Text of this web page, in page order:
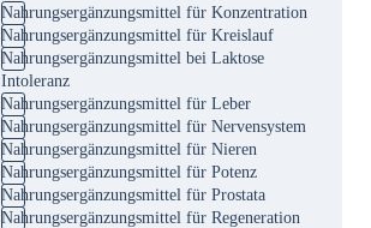
Nahrungsergänzungsmittel für Konzentration
Nahrungsergänzungsmittel für Kreislauf
Nahrungsergänzungsmittel bei Laktose
Intoleranz
Nahrungsergänzungsmittel für Leber
Nahrungsergänzungsmittel für Nervensystem
Nahrungsergänzungsmittel für Nieren
Nahrungsergänzungsmittel für Potenz
Nahrungsergänzungsmittel für Prostata
Nahrungsergänzungsmittel für Regeneration